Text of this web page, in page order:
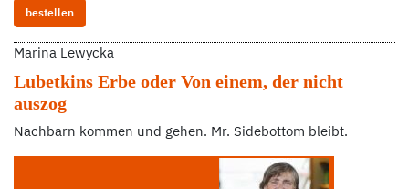
bestellen
Marina Lewycka
Lubetkins Erbe oder Von einem, der nicht
auszog
Nachbarn kommen und gehen. Mr. Sidebottom bleibt.